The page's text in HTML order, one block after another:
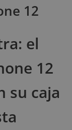
12
el
12
su caja